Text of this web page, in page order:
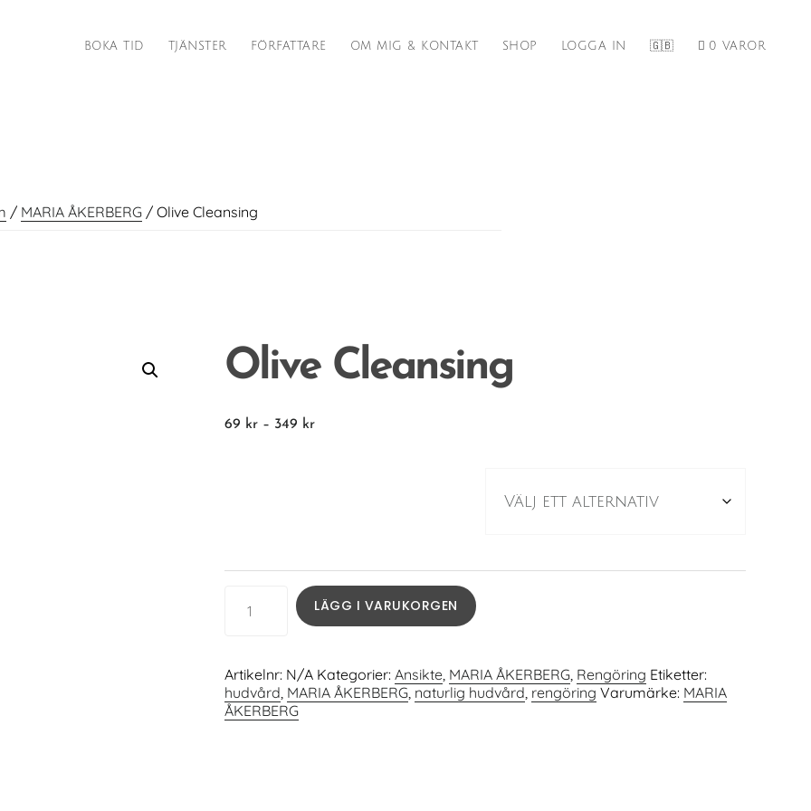
BOKA TID TJÄNSTER FÖRFATTARE OM MIG & KONTAKT SHOP LOGGA IN 🇬🇧 0 VAROR
/ MARIA ÅKERBERG / Olive Cleansing
Olive Cleansing
69 kr – 349 kr
LÄGG I VARUKORGEN
Artikelnr: N/A Kategorier: Ansikte, MARIA ÅKERBERG, Rengöring Etiketter:
hudvård, MARIA ÅKERBERG, naturlig hudvård, rengöring Varumärke: MARIA
ÅKERBERG